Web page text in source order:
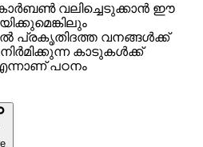
കാർബൺ വലിച്ചെടുക്കാൻ ഈ
പ്രകൃതിദത്ത വനങ്ങൾക്ക്
കാടുകൾക്ക്
പഠനം